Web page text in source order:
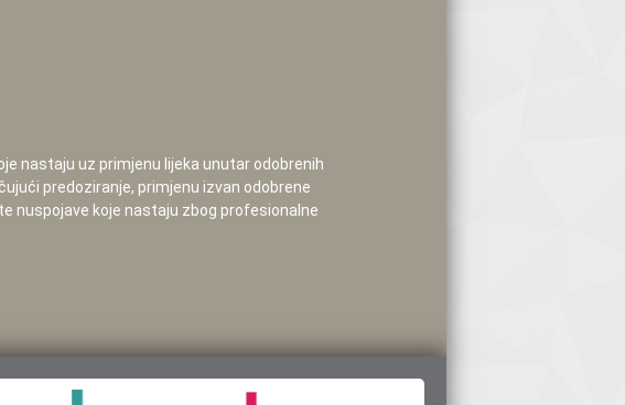
nastaju uz primjenu lijeka unutar odobrenih
predoziranje, primjenu izvan odobrene
nuspojave koje nastaju zbog profesionalne